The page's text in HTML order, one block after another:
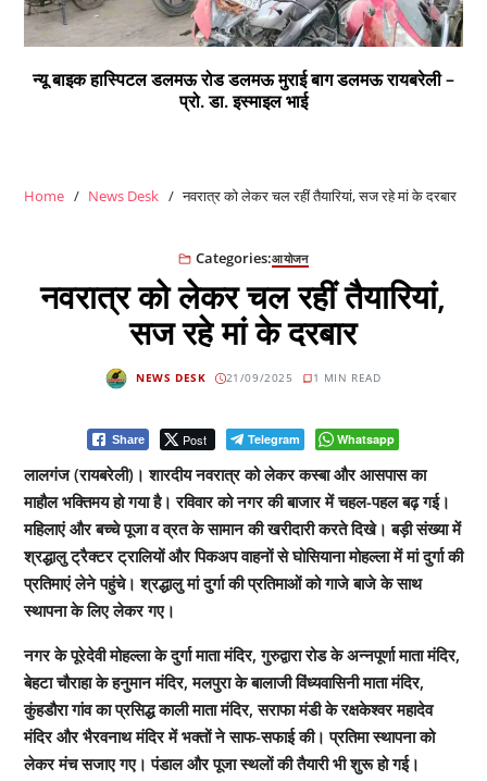
न्यू बाइक हास्पिटल डलमऊ रोड डलमऊ मुराई बाग डलमऊ रायबरेली –
प्रो. डा. इस्माइल भाई
Home News Desk नवरात्र को लेकर चल रहीं तैयारियां, सज रहे मां के दरबार
Categories:आयोजन
नवरात्र को लेकर चल रहीं तैयारियां,
सज रहे मां के दरबार
NEWS DESK 21/09/2025 1 MIN READ
Share Post Telegram Whatsapp
लालगंज (रायबरेली)। शारदीय नवरात्र को लेकर कस्बा और आसपास का
माहौल भक्तिमय हो गया है। रविवार को नगर की बाजार में चहल-पहल बढ़ गई।
महिलाएं और बच्चे पूजा व व्रत के सामान की खरीदारी करते दिखे। बड़ी संख्या में
श्रद्धालु ट्रैक्टर ट्रालियों और पिकअप वाहनों से घोसियाना मोहल्ला में मां दुर्गा की
प्रतिमाएं लेने पहुंचे। श्रद्धालु मां दुर्गा की प्रतिमाओं को गाजे बाजे के साथ
स्थापना के लिए लेकर गए।
नगर के पूरेदेवी मोहल्ला के दुर्गा माता मंदिर, गुरुद्वारा रोड के अन्नपूर्णा माता मंदिर,
बेहटा चौराहा के हनुमान मंदिर, मलपुरा के बालाजी विंध्यवासिनी माता मंदिर,
कुंहडौरा गांव का प्रसिद्ध काली माता मंदिर, सराफा मंडी के रक्षकेश्वर महादेव
मंदिर और भैरवनाथ मंदिर में भक्तों ने साफ-सफाई की। प्रतिमा स्थापना को
लेकर मंच सजाए गए। पंडाल और पूजा स्थलों की तैयारी भी शुरू हो गई।